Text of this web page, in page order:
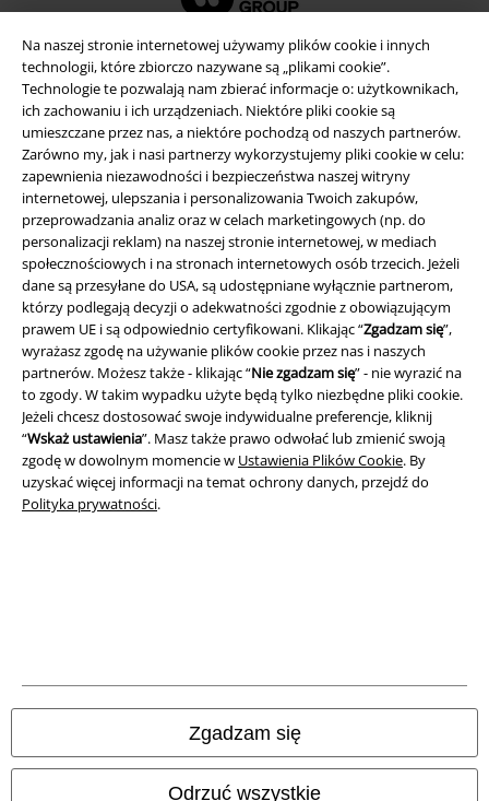
Na naszej stronie internetowej używamy plików cookie i innych
technologii, które zbiorczo nazywane są „plikami cookie”.
Technologie te pozwalają nam zbierać informacje o: użytkownikach,
ich zachowaniu i ich urządzeniach. Niektóre pliki cookie są
umieszczane przez nas, a niektóre pochodzą od naszych partnerów.
Zarówno my, jak i nasi partnerzy wykorzystujemy pliki cookie w celu:
zapewnienia niezawodności i bezpieczeństwa naszej witryny
internetowej, ulepszania i personalizowania Twoich zakupów,
przeprowadzania analiz oraz w celach marketingowych (np. do
personalizacji reklam) na naszej stronie internetowej, w mediach
społecznościowych i na stronach internetowych osób trzecich. Jeżeli
dane są przesyłane do USA, są udostępniane wyłącznie partnerom,
którzy podlegają decyzji o adekwatności zgodnie z obowiązującym
prawem UE i są odpowiednio certyfikowani. Klikając “Zgadzam się”,
wyrażasz zgodę na używanie plików cookie przez nas i naszych
partnerów. Możesz także - klikając “Nie zgadzam się” - nie wyrazić na
to zgody. W takim wypadku użyte będą tylko niezbędne pliki cookie.
Jeżeli chcesz dostosować swoje indywidualne preferencje, kliknij
“Wskaż ustawienia”. Masz także prawo odwołać lub zmienić swoją
zgodę w dowolnym momencie w Ustawienia Plików Cookie. By
uzyskać więcej informacji na temat ochrony danych, przejdź do
Polityka prywatności.
Zgadzam się
Odrzuć wszystkie
Informacje prawne
Regulamin
Dane firmy
Polityka prywatności
Unieszkodliwianie odpadów i ochrona środowiska
Deklaracja Zgodności
Wszystkie ceny zawierają podatek VAT. Nie zawierająkosztów
wysyłki.
© 1986-2026 E.M.P. Merchandising HGmbH